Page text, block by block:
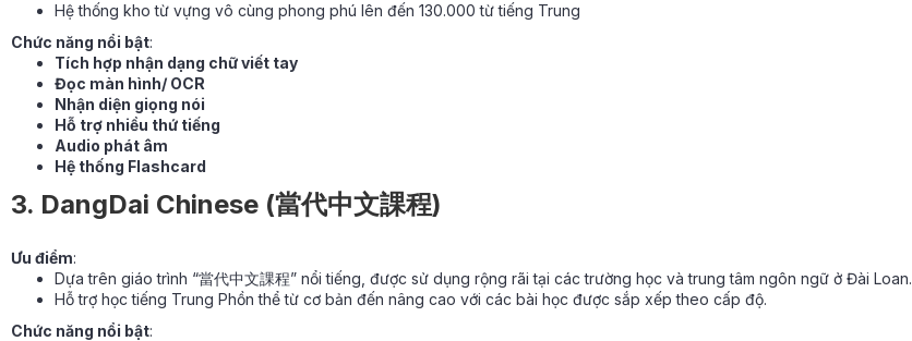
Hệ thống kho từ vựng vô cùng phong phú lên đến 130.000 từ tiếng Trung
Chức năng nổi bật:
Tích hợp nhận dạng chữ viết tay
Đọc màn hình/ OCR
Nhận diện giọng nói
Hỗ trợ nhiều thứ tiếng
Audio phát âm
Hệ thống Flashcard
3. DangDai Chinese (當代中文課程)
Ưu điểm:
Dựa trên giáo trình “當代中文課程” nổi tiếng, được sử dụng rộng rãi tại các trường học và trung tâm ngôn ngữ ở Đài Loan.
Hỗ trợ học tiếng Trung Phồn thể từ cơ bản đến nâng cao với các bài học được sắp xếp theo cấp độ.
Chức năng nổi bật: